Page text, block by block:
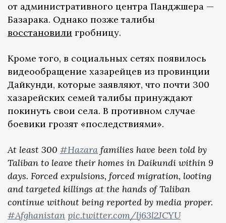
от административного центра Панджшера —
Базарака. Однако позже талибы
восстановили гробницу.
Кроме того, в социальных сетях появилось
видеообращение хазарейцев из провинции
Дайкунди, которые заявляют, что почти 300
хазарейских семей талибы принуждают
покинуть свои села. В противном случае
боевики грозят «последствиями».
At least 300 #Hazara families have been told by
Taliban to leave their homes in Daikundi within 9
days. Forced expulsions, forced migration, looting
and targeted killings at the hands of Taliban
continue without being reported by media proper.
#Afghanistan pic.twitter.com/lj63l2JCYU